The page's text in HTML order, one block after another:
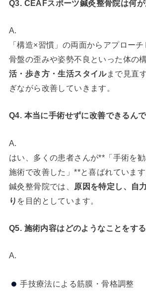
Q3. CEAFスポーツ鍼灸整骨院は何が
A.
「構造×習慣」の両面からアプローチ
骨盤の歪みや姿勢不良といった体の
活・歩き方・生活スタイルまで見直
ぎながら改善していきます。
Q4. 本当に手術せずに改善できるん
A.
はい、多くの患者さんが**「手術を勧
施術で改善した」**と喜ばれていま
鍼灸整骨院では、 原因を特定し、自
り を目的としています。
Q5. 施術内容はどのようなことをす
A.
手技療法による筋膜・骨格調整